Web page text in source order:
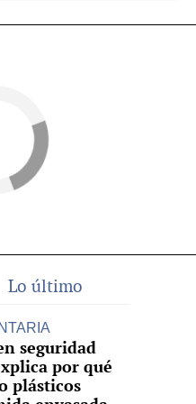
Lo último
seguridad
por qué
plásticos